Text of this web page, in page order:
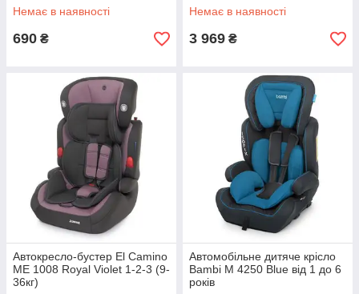
Немає в наявності
690 ₴
Немає в наявності
3 969 ₴
Автокресло-бустер El Camino
ME 1008 Royal Violet 1-2-3 (9-
36кг)
Автомобільне дитяче крісло
Bambi M 4250 Blue від 1 до 6
років